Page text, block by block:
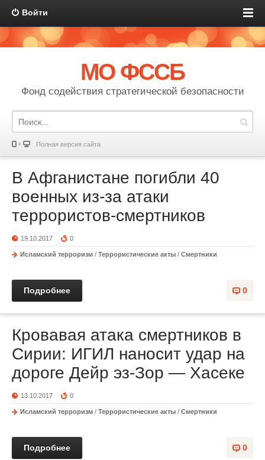
Войти
МО ФССБ
Фонд содействия стратегической безопасности
Полная версия сайта
В Афганистане погибли 40
военных из-за атаки
террористов-смертников
19.10.2017 0
Исламский терроризм / Террористические акты / Смертники
0
Подробнее
Кровавая атака смертников в
Сирии: ИГИЛ наносит удар на
дороге Дейр эз-Зор — Хасеке
13.10.2017 0
Исламский терроризм / Террористические акты / Смертники
0
Подробнее